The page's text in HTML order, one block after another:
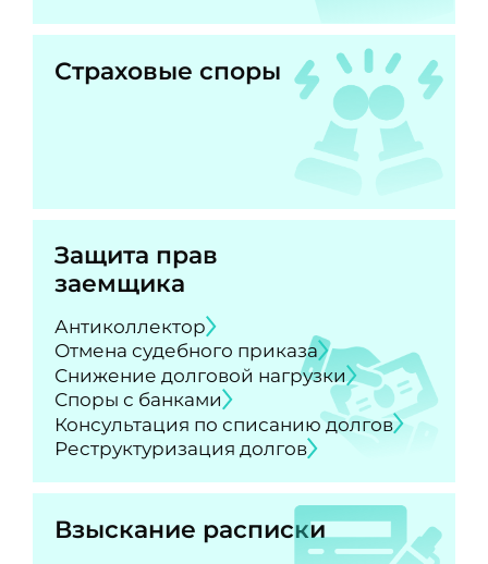
Страховые споры
Защита прав
заемщика
Антиколлектор
Отмена судебного приказа
Снижение долговой нагрузки
Споры с банками
Консультация по списанию долгов
Реструктуризация долгов
Взыскание расписки